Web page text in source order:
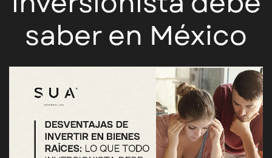
saber en México